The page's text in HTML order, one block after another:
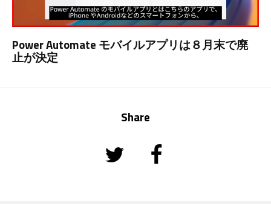
Power Automate モバイルアプリは８月末で廃
止が決定
Share